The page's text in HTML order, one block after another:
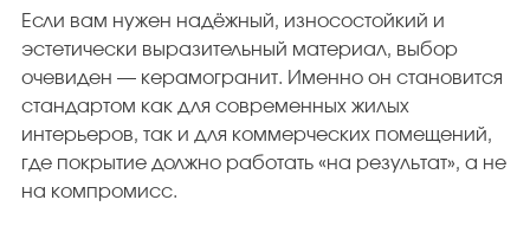
Если вам нужен надёжный, износостойкий и
эстетически выразительный материал, выбор
очевиден — керамогранит. Именно он становится
стандартом как для современных жилых
интерьеров, так и для коммерческих помещений,
где покрытие должно работать «на результат», а не
на компромисс.